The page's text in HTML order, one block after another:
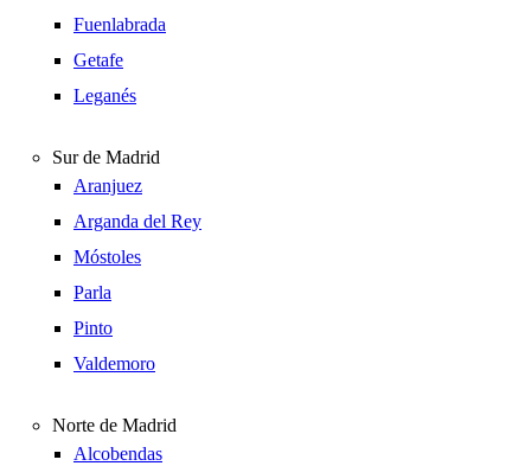
Fuenlabrada
Getafe
Leganés
Sur de Madrid
Aranjuez
Arganda del Rey
Móstoles
Parla
Pinto
Valdemoro
Norte de Madrid
Alcobendas